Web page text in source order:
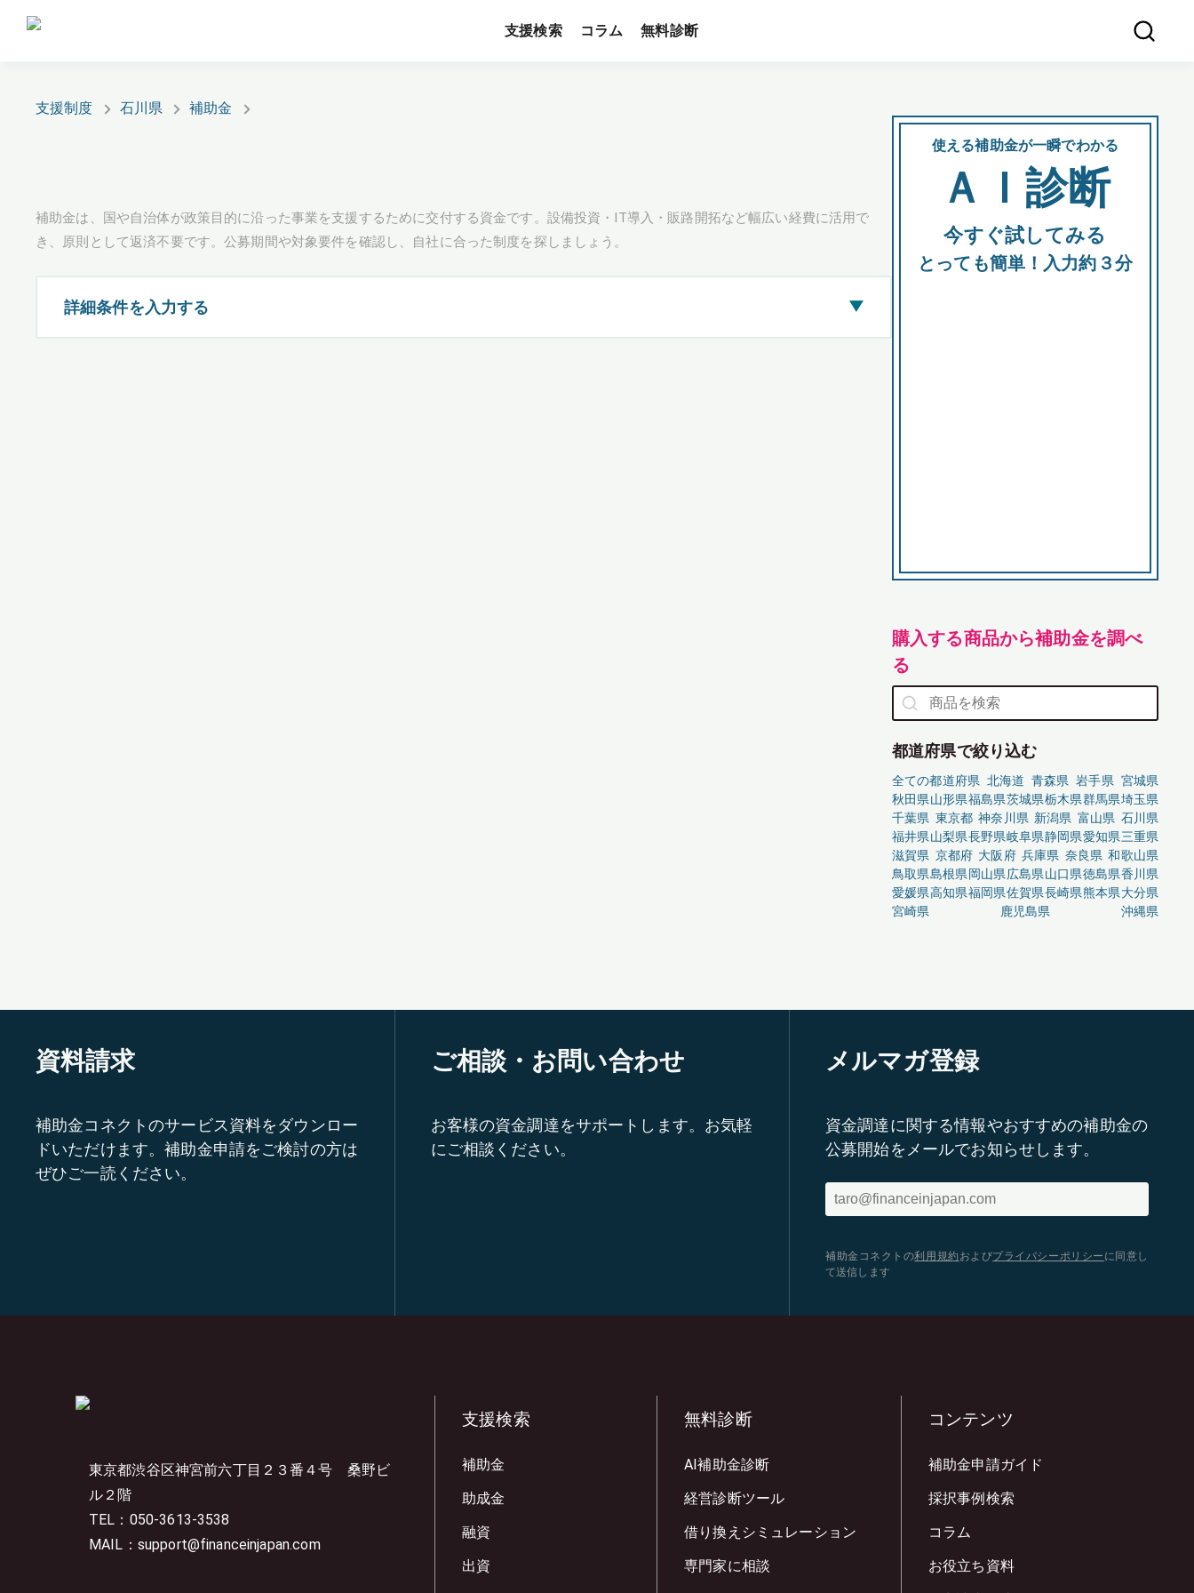
支援検索 コラム 無料診断
支援制度 石川県 補助金
補助金は、国や自治体が政策目的に沿った事業を支援するために交付する資金です。設備投資・IT導入・販路開拓など幅広い経費に活用で
き、原則として返済不要です。公募期間や対象要件を確認し、自社に合った制度を探しましょう。
詳細条件を入力する ▶
使える補助金が一瞬でわかる
ＡＩ診断
今すぐ試してみる
とっても簡単！入力約３分
購入する商品から補助金を調べ
る
都道府県で絞り込む
全ての都道府県 北海道 青森県 岩手県 宮城県
秋田県山形県福島県茨城県栃木県群馬県埼玉県
千葉県 東京都 神奈川県 新潟県 富山県 石川県
福井県山梨県長野県岐阜県静岡県愛知県三重県
滋賀県 京都府 大阪府 兵庫県 奈良県 和歌山県
鳥取県島根県岡山県広島県山口県徳島県香川県
愛媛県高知県福岡県佐賀県長崎県熊本県大分県
宮崎県
鹿児島県 沖縄県
資料請求
補助金コネクトのサービス資料をダウンロー
ドいただけます。補助金申請をご検討の方は
ぜひご一読ください。
ご相談・お問い合わせ
お客様の資金調達をサポートします。お気軽
にご相談ください。
メルマガ登録
資金調達に関する情報やおすすめの補助金の
公募開始をメールでお知らせします。
補助金コネクトの利用規約 およびプライバシーポリシー に同意し
て送信します
東京都渋谷区神宮前六丁目２３番４号 桑野ビ
ル２階
TEL：050-3613-3538
MAIL：support@financeinjapan.com
支援検索
補助金
助成金
融資
出資
無料診断
AI補助金診断
経営診断ツール
借り換えシミュレーション
専門家に相談
コンテンツ
補助金申請ガイド
採択事例検索
コラム
お役立ち資料